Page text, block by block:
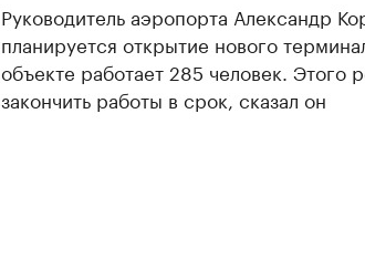
Руководитель аэропорта Александр
планируется открытие нового
объекте работает 285 человек. Этого
закончить работы в срок, сказал он